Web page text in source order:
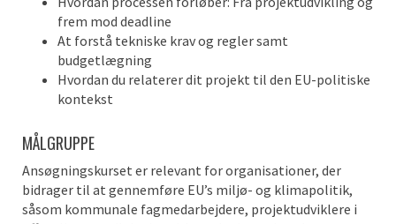
frem mod deadline
At forstå tekniske krav og regler samt
budgetlægning
Hvordan du relaterer dit projekt til den EU-politiske
kontekst
MÅLGRUPPE
Ansøgningskurset er relevant for organisationer, der
bidrager til at gennemføre EU’s miljø- og klimapolitik,
såsom kommunale fagmedarbejdere, projektudviklere i